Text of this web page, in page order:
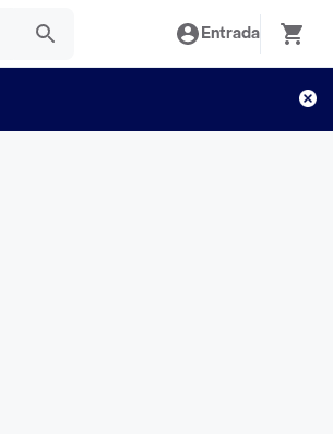
Entrada